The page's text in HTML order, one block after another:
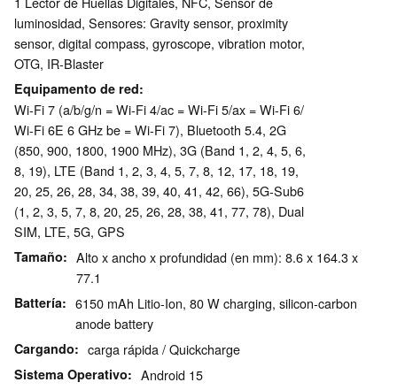
luminosidad, Sensores: Gravity sensor, proximity
sensor, digital compass, gyroscope, vibration motor,
OTG, IR-Blaster
Equipamento de red
Wi-Fi 7 (a/b/g/n = Wi-Fi 4/ac = Wi-Fi 5/ax = Wi-Fi 6/
Wi-Fi 6E 6 GHz be = Wi-Fi 7), Bluetooth 5.4, 2G
(850, 900, 1800, 1900 MHz), 3G (Band 1, 2, 4, 5, 6,
8, 19), LTE (Band 1, 2, 3, 4, 5, 7, 8, 12, 17, 18, 19,
20, 25, 26, 28, 34, 38, 39, 40, 41, 42, 66), 5G-Sub6
(1, 2, 3, 5, 7, 8, 20, 25, 26, 28, 38, 41, 77, 78), Dual
SIM, LTE, 5G, GPS
Tamaño
Alto x ancho x profundidad (en mm): 8.6 x 164.3 x
77.1
Battería
6150 mAh Litio-Ion, 80 W charging, silicon-carbon
anode battery
Cargando carga rápida / Quickcharge
Sistema Operativo Android 15